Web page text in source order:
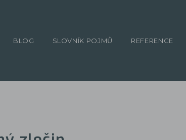
BLOG SLOVNÍK POJMŮ REFERENCE